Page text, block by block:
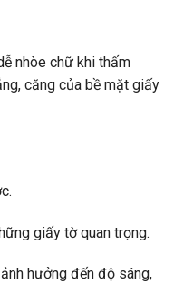
nhòe chữ khi thấm
căng của bề mặt giấy
giấy tờ quan trọng.
hưởng đến độ sáng,